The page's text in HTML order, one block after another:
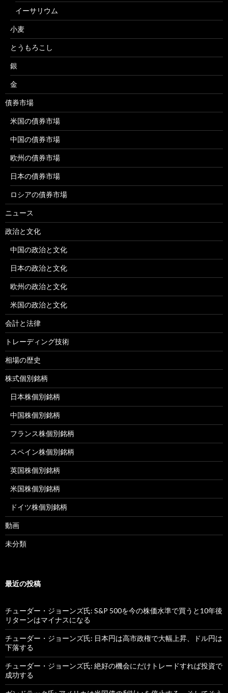
イーサリウム
小麦
とうもろこし
銀
金
債券市場
米国の債券市場
中国の債券市場
欧州の債券市場
日本の債券市場
ロシアの債券市場
ニュース
政治と文化
中国の政治と文化
日本の政治と文化
欧州の政治と文化
米国の政治と文化
会計と法律
トレーディング技術
相場の歴史
株式個別銘柄
日本株個別銘柄
中国株個別銘柄
フランス株個別銘柄
スペイン株個別銘柄
英国株個別銘柄
米国株個別銘柄
ドイツ株個別銘柄
動画
未分類
最近の投稿
チューダー・ジョーンズ氏: S&P 500を今の株価水準で買うと10年後
リターンはマイナスになる
チューダー・ジョーンズ氏: 日本円は高市政権で大幅上昇、ドル円は
下落する
チューダー・ジョーンズ氏: 絶好の機会にだけトレードすれば投資で
成功する